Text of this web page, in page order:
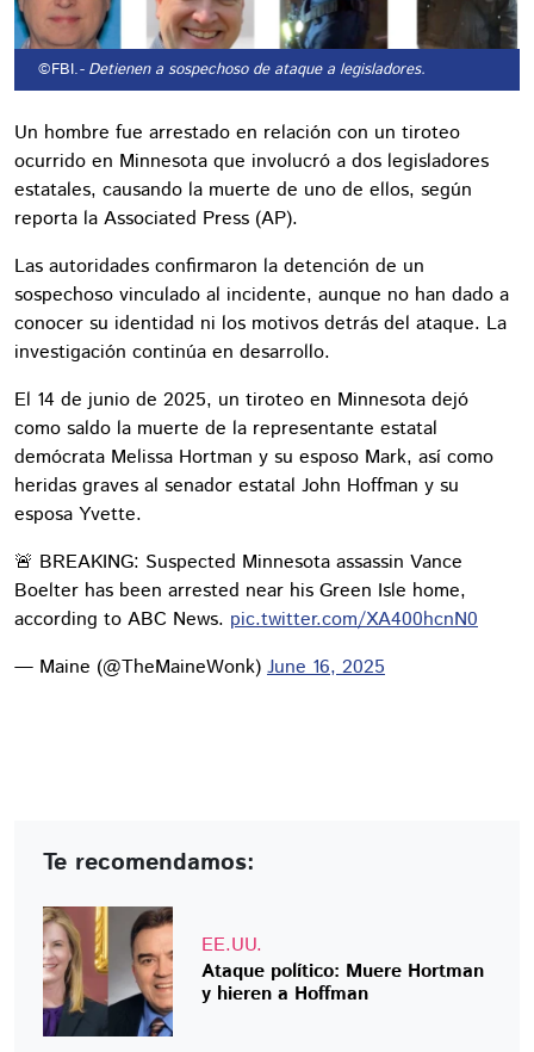
©FBI.- Detienen a sospechoso de ataque a legisladores.
Un hombre fue arrestado en relación con un tiroteo
ocurrido en Minnesota que involucró a dos legisladores
estatales, causando la muerte de uno de ellos, según
reporta la Associated Press (AP).
Las autoridades confirmaron la detención de un
sospechoso vinculado al incidente, aunque no han dado a
conocer su identidad ni los motivos detrás del ataque. La
investigación continúa en desarrollo.
El 14 de junio de 2025, un tiroteo en Minnesota dejó
como saldo la muerte de la representante estatal
demócrata Melissa Hortman y su esposo Mark, así como
heridas graves al senador estatal John Hoffman y su
esposa Yvette.
🚨 BREAKING: Suspected Minnesota assassin Vance
Boelter has been arrested near his Green Isle home,
according to ABC News. pic.twitter.com/XA400hcnN0
— Maine (@TheMaineWonk) June 16, 2025
Te recomendamos:
EE.UU.
Ataque político: Muere Hortman
y hieren a Hoffman